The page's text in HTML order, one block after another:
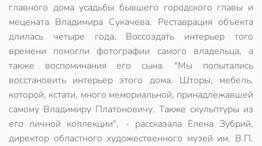
главного дома усадьбы бывшего городского главы и
мецената Владимира Сукачева. Реставрация объекта
длилась четыре года. Воссоздать интерьер того
времени помогли фотографии самого владельца, а
также воспоминания его сына. "Мы попытались
восстановить интерьер этого дома. Шторы, мебель,
которой, кстати, много мемориальной, принадлежавшей
самому Владимиру Платоновичу. Также скульптуры из
его личной коллекции", - рассказала Елена Зубрий,
директор областного художественного музей им. В.П.